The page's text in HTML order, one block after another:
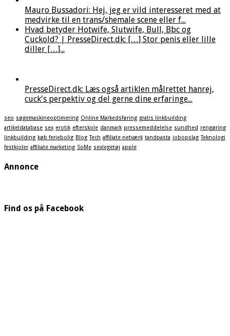
Mauro Bussadori: Hej, jeg er vild interesseret med at
medvirke til en trans/shemale scene eller f...
Hvad betyder Hotwife, Slutwife, Bull, Bbc og
Cuckold? | PresseDirect.dk: […] Stor penis eller lille
diller […]...
PresseDirect.dk: Læs også artiklen målrettet hanrej,
cuck's perpektiv og del gerne dine erfaringe...
seo søgemaskineoptimering Online Markedsføring gratis linkbuilding
artikeldatabase sex erotik efterskole danmark pressemeddelelse sundhed rengøring
linkbuilding køb feriebolig Blog Tech affiliate netværk tandpasta jobopslag Teknologi
festkjoler affiliate marketing SoMe sexlegetøj apple
Annonce
Find os på Facebook